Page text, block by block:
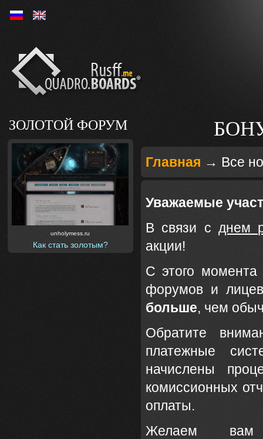
Ру En
ЗОЛОТОЙ ФОРУМ
unholymess.ru
Как стать золотым?
Главная → Все
Уважаемые
В связи с днем
акции!
С этого
форумов и
больше, чем
Обратите
платежные
начислены
комиссионных
оплаты.
Желаем вам